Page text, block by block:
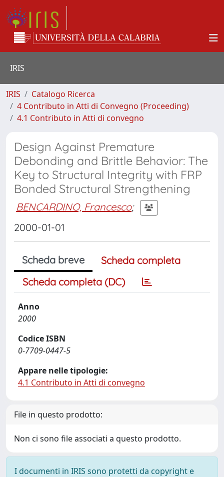
IRIS
IRIS
Catalogo Ricerca
4 Contributo in Atti di Convegno (Proceeding)
4.1 Contributo in Atti di convegno
Design Against Premature
Debonding and Brittle Behavior: The
Key to Structural Integrity with FRP
Bonded Structural Strengthening
BENCARDINO, Francesco;
2000-01-01
Scheda breve
Scheda completa
Scheda completa (DC)
Anno
2000
Codice ISBN
0-7709-0447-5
Appare nelle tipologie:
4.1 Contributo in Atti di convegno
File in questo prodotto:
Non ci sono file associati a questo prodotto.
I documenti in IRIS sono protetti da copyright e